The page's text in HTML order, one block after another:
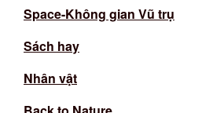
Space-Không gian Vũ trụ
Sách hay
Nhân vật